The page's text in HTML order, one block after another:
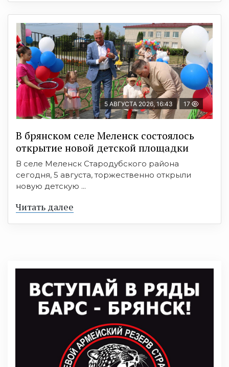
5 АВГУСТА 2026, 16:43 17
В брянском селе Меленск состоялось
открытие новой детской площадки
В селе Меленск Стародубского района
сегодня, 5 августа, торжественно открыли
новую детскую ...
Читать далее